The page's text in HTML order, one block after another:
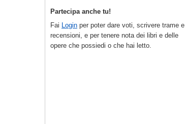
Partecipa anche tu!
Fai Login per poter dare voti, scrivere trame e
recensioni, e per tenere nota dei libri e delle
opere che possiedi o che hai letto.